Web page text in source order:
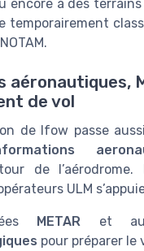
encore à des
temporairement
aéronautiques,
de vol
de lfow passe
de l’aérodrome.
ULM
METAR et
pour préparer le